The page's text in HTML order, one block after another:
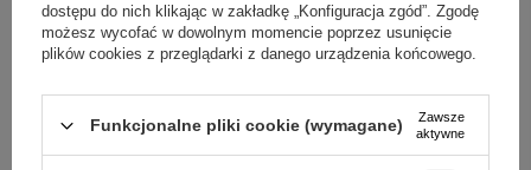
Pytanie: Jak wykonywana jest personalizacja na świecy?
Odpowiedź:Personalizacja na świecy jest robiona metodą
sublimacji na materiale w górnej części.
dostępu do nich klikając w zakładkę „Konfiguracja zgód”. Zgodę
możesz wycofać w dowolnym momencie poprzez usunięcie
plików cookies z przeglądarki z danego urządzenia końcowego.
Funkcjonalne pliki cookie (wymagane)
Zawsze
aktywne